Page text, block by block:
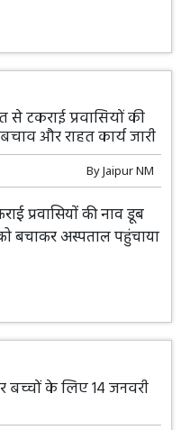
टकराई प्रवासियों की
और राहत कार्य जारी
ByJaipur NM
प्रवासियों की नाव डूब
बचाकर अस्पताल पहुंचाया
बच्चों के लिए 14 जनवरी